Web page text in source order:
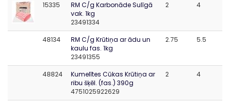
15335
RM C/g Karbonāde Sulīgā
vak. 1kg
23491334
2 4
48134
RM C/g Krūtiņa ar ādu un
kaulu fas. 1kg
23491355
2.75 5.5
48824
Kumelītes Cūkas Krūtiņa ar
ribu šķēl. (fas.) 390g
4751025922629
2 4